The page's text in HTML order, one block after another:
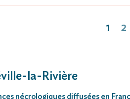
1 2
la-Rivière
nécrologiques diffusées en